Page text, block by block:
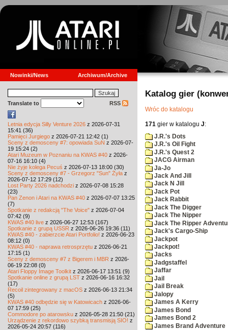
Nowinki/News Archiwum/Archive
Translate to RSS
Letnia edycja Silly Venture 2026 z 2026-07-31
15:41 (36)
Pamięci Jurgiego z 2026-07-21 12:42 (1)
Sceny z demosceny #7: opowiada SuN z 2026-07-
19 15:24 (2)
Atari Muzeum w Poznaniu na KWAS #40 z 2026-
07-16 16:10 (4)
Nie żyje kolega Pecuś z 2026-07-13 18:00 (30)
Sceny z demosceny #7 - Grzegorz "Sun" Żyła z
2026-07-12 17:29 (12)
Lost Party 2026 nadchodzi z 2026-07-08 15:28
(23)
Pan Zenon i Atari na KWAS #40 z 2026-07-07 13:25
(7)
Spotkanie z redakcją "The Voice" z 2026-07-04
07:42 (9)
KWAS #40 live z 2026-06-27 12:53 (167)
Spotkanie z grupą USSR z 2026-06-26 19:36 (11)
KWAS #40 - zabierzcie Atari Portfolio! z 2026-06-23
08:12 (0)
KWAS #40 - naprawa retrosprzętu z 2026-06-21
17:15 (1)
Sceny z demosceny #7 z Bigerem i MBR z 2026-
06-19 22:08 (0)
Atari Floppy Image Toolkit z 2026-06-17 13:51 (9)
Spotkanie online z grupą LST z 2026-06-16 16:32
(17)
Recoil zintegrowany z macOS z 2026-06-13 21:34
(5)
KWAS #40 odbędzie się w Katowicach z 2026-06-
07 17:59 (25)
Commodore po atarowsku z 2026-05-28 21:50 (21)
Urządzenie z rekordowo szybką transmisją SIO! z
2026-05-24 20:57 (116)
Katalog gier
Wróc do katalogu
171 gier w katalogu J:
J.R.'s Dots
J.R.'s Oil Fight
J.R.'s Quest 2
JACG Airman
Ja-Jo
Jack And Jill
Jack N Jill
Jack Pot
Jack Rabbit
Jack The Digger
Jack The Nipper
Jack The Ripper
Jack's Cargo-Ship
Jackpot
Jackpot!
Jacks
Jadgstaffel
Jaffar
Jail
Jail Break
Jalopy
James A Kerry
James Bond
James Bond 2
James Brand Adventure